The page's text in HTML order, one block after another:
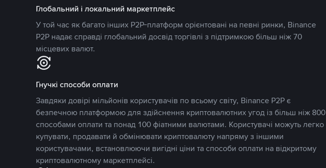
Глобальний і локальний маркетплейс
У той час як багато інших P2P-платформ орієнтовані на певні ринки, Binance
P2P надає справді глобальний досвід торгівлі з підтримкою більш ніж 70
місцевих валют.
Гнучкі способи оплати
Завдяки довірі мільйонів користувачів по всьому світу, Binance P2P є
безпечною платформою для здійснення криптовалютних угод із більш ніж 800
способами оплати та понад 100 фіатними валютами. Користувачі можуть легко
купувати, продавати й обмінювати криптовалюту напряму з іншими
користувачами, встановлюючи вигідні ціни та способи оплати на відкритому
криптовалютному маркетплейсі.